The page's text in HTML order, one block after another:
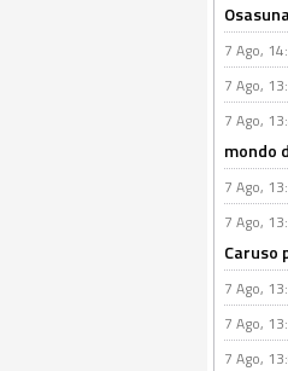
7 Ago,
7 Ago,
7 Ago,
mondo
7 Ago,
7 Ago,
Caruso
7 Ago,
7 Ago,
7 Ago,